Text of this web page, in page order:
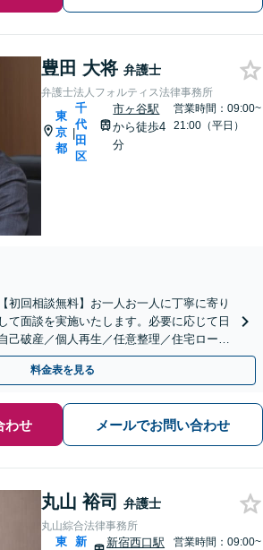
豊田 大将 弁護士
弁護士法人フォルティス法律事務所
東
京
都
|
千
代
田
区
市ヶ谷駅
から徒歩4
分
営業時間：09:00~
21:00（平日）
初回相談無料】お一人お一人に丁寧に寄り
て面談を実施いたします。必要に応じて日
己破産／個人再生／任意整理／住宅ローン
せください【土日祝対応可】
料金表を見る
わせ メールでお問い合わせ
丸山 裕司 弁護士
丸山綜合法律事務所
東
新
新宿西口駅
営業時間：09:00~